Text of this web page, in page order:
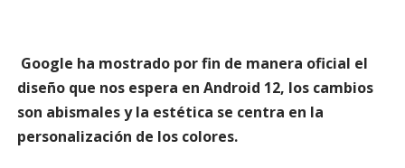
Google ha mostrado por fin de manera oficial el
diseño que nos espera en Android 12, los cambios
son abismales y la estética se centra en la
personalización de los colores.